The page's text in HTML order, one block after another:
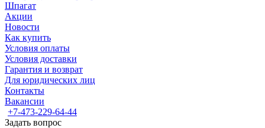
Шпагат
Акции
Новости
Как купить
Условия оплаты
Условия доставки
Гарантия и возврат
Для юридических лиц
Контакты
Вакансии
+7-473-229-64-44
Задать вопрос